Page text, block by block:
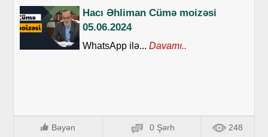
Hacı Əhliman Cümə moizəsi
05.06.2024
WhatsApp ilə... Davamı..
Bəyən 0 Şərh 248